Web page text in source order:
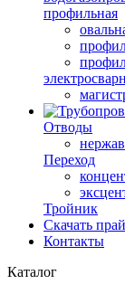
профильная
Отводы
Переход
Тройник
Скачать
Контакты
Каталог